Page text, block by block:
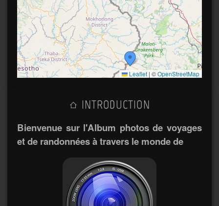
Leaflet | ©OpenStreetMap
INTRODUCTION
Bienvenue sur l'Album photos de voyages
et de randonnées à travers le monde de